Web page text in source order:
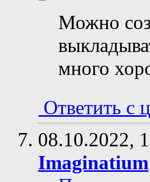
Можно
много
Ответить с
08.10.2022,
Imaginatium